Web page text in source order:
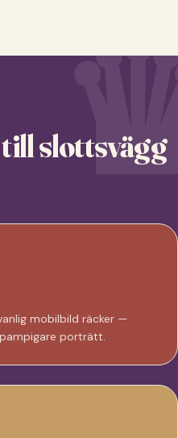
slottsvägg
mobilbild räcker —
porträtt.